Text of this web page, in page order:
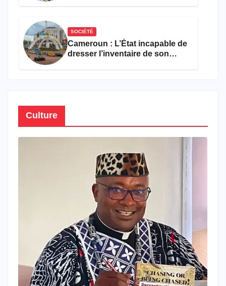
SOCIÉTÉ
Cameroun : L’État incapable de
dresser l’inventaire de son
Culture